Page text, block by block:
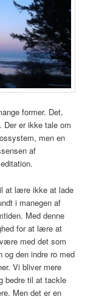
former. Det,
Der er ikke tale om
men en
af
at lære ikke at lade
i manegen af
Med denne
for at lære at
med det som
og den indre ro med
Vi bliver mere
bedre til at tackle
Men det er en